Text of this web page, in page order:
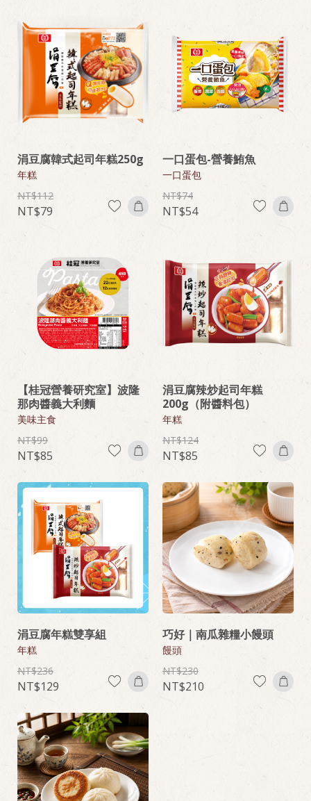
涓豆腐韓式起司年糕250g
年糕
112
79
一口蛋包-營養鮪魚
一口蛋包
74
54
【桂冠營養研究室】波隆
那肉醬義大利麵
美味主食
99
85
涓豆腐辣炒起司年糕
200g（附醬料包）
年糕
124
85
涓豆腐年糕雙享組
年糕
236
129
巧好｜南瓜雜糧小饅頭
饅頭
230
210